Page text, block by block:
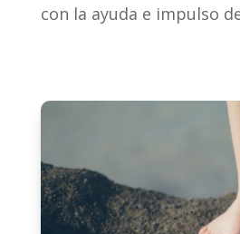
con la ayuda e impulso